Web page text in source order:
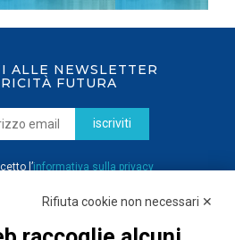
ALLE NEWSLETTER
FUTURA
iscriviti
l’informativa sulla privacy
Rifiuta cookie non necessari ✕